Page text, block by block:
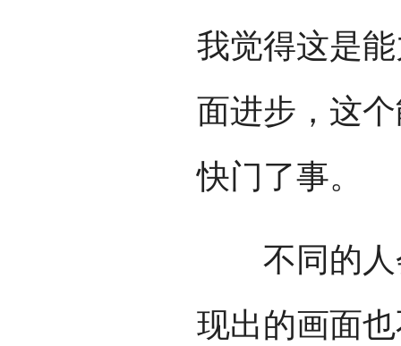
我觉得这是
面进步，这
快门了事。
不同的人
现出的画面